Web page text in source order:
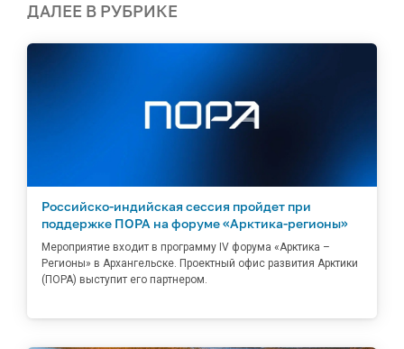
ДАЛЕЕ В РУБРИКЕ
Российско-индийская сессия пройдет при
поддержке ПОРА на форуме «Арктика-регионы»
Мероприятие входит в программу IV форума «Арктика –
Регионы» в Архангельске. Проектный офис развития Арктики
(ПОРА) выступит его партнером.